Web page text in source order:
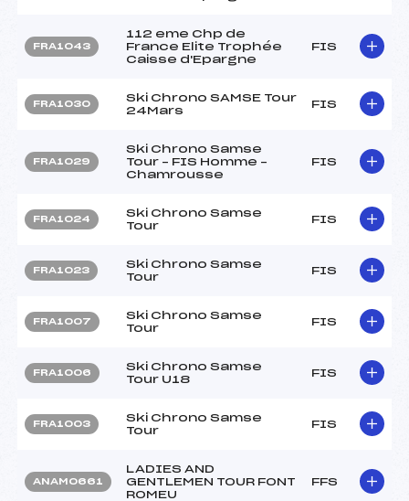
FRA1043
112 eme Chp de
France Elite Trophée
Caisse d'Epargne
FIS
FRA1030
Ski Chrono SAMSE Tour
24Mars
FIS
FRA1029
Ski Chrono Samse
Tour – FIS Homme –
Chamrousse
FIS
FRA1024
Ski Chrono Samse
Tour
FIS
FRA1023
Ski Chrono Samse
Tour
FIS
FRA1007
Ski Chrono Samse
Tour
FIS
FRA1006
Ski Chrono Samse
Tour U18
FIS
FRA1003
Ski Chrono Samse
Tour
FIS
ANAM0661
LADIES AND
GENTLEMEN TOUR FONT
ROMEU
FFS